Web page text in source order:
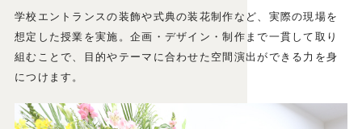
学校エントランスの装飾や式典の装花制作など、実際の現場を
想定した授業を実施。企画・デザイン・制作まで一貫して取り
組むことで、目的やテーマに合わせた空間演出ができる力を身
につけます。